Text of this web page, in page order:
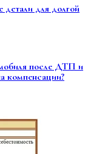
для долгой
после ДТП и
компенсации?